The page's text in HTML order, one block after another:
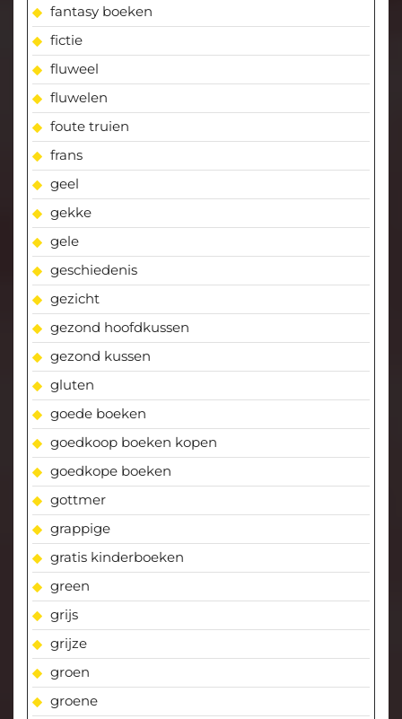
fantasy boeken
fictie
fluweel
fluwelen
foute truien
frans
geel
gekke
gele
geschiedenis
gezicht
gezond hoofdkussen
gezond kussen
gluten
goede boeken
goedkoop boeken kopen
goedkope boeken
gottmer
grappige
gratis kinderboeken
green
grijs
grijze
groen
groene